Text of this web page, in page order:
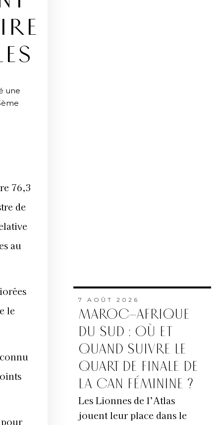
une
76,3
de
au
le
pour
7 AOÛT 2026
MAROC–AFRIQUE
DU SUD : OÙ ET
QUAND SUIVRE LE
QUART DE FINALE DE
LA CAN FÉMININE ?
Les Lionnes de l’Atlas
jouent leur place dans le